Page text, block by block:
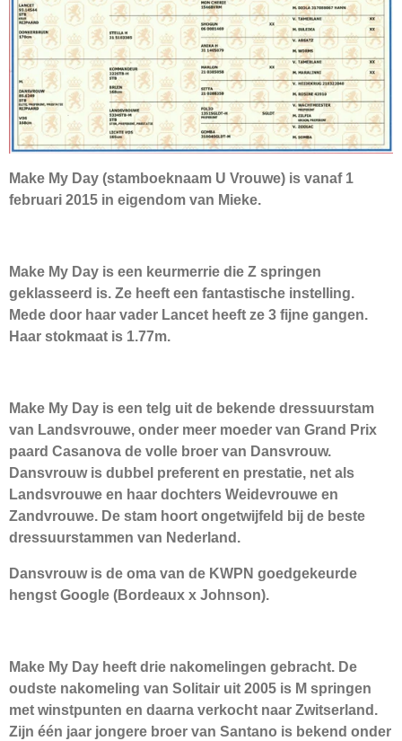
Make My Day (stamboeknaam U Vrouwe) is vanaf 1
februari 2015 in eigendom van Mieke.
Make My Day is een keurmerrie die Z springen
geklasseerd is. Ze heeft een fantastische instelling.
Mede door haar vader Lancet heeft ze 3 fijne gangen.
Haar stokmaat is 1.77m.
Make My Day is een telg uit de bekende dressuurstam
van Landsvrouwe, onder meer moeder van Grand Prix
paard Casanova de volle broer van Dansvrouw.
Dansvrouw is dubbel preferent en prestatie, net als
Landsvrouwe en haar dochters Weidevrouwe en
Zandvrouwe. De stam hoort ongetwijfeld bij de beste
dressuurstammen van Nederland.
Dansvrouw is de oma van de KWPN goedgekeurde
hengst Google (Bordeaux x Johnson).
Make My Day heeft drie nakomelingen gebracht. De
oudste nakomeling van Solitair uit 2005 is M springen
met winstpunten en daarna verkocht naar Zwitserland.
Zijn één jaar jongere broer van Santano is bekend onder